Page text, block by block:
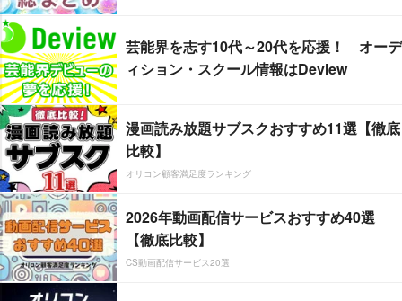
芸能界を志す10代～20代を応援！ オーデ
ィション・スクール情報はDeview
漫画読み放題サブスクおすすめ11選【徹底
比較】
オリコン顧客満足度ランキング
2026年動画配信サービスおすすめ40選
【徹底比較】
CS動画配信サービス20選